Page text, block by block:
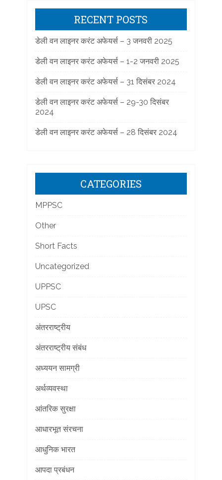
RECENT POSTS
डेली वन लाइनर करंट अफेयर्स – 3 जनवरी 2025
डेली वन लाइनर करंट अफेयर्स – 1-2 जनवरी 2025
डेली वन लाइनर करंट अफेयर्स – 31 दिसंबर 2024
डेली वन लाइनर करंट अफेयर्स – 29-30 दिसंबर
2024
डेली वन लाइनर करंट अफेयर्स – 28 दिसंबर 2024
CATEGORIES
MPPSC
Other
Short Facts
Uncategorized
UPPSC
UPSC
अंतरराष्ट्रीय
अंतरराष्ट्रीय संबंध
अध्ययन सामग्री
अर्थव्यवस्था
आंतरिक सुरक्षा
आधारभूत संरचना
आधुनिक भारत
आपदा प्रबंधन